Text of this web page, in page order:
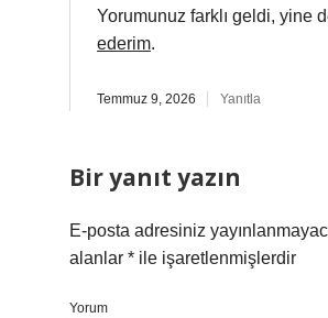
Yorumunuz farklı geldi, yine
ederim.
Temmuz 9, 2026 Yanıtla
Bir yanıt yazın
E-posta adresiniz
alanlar * ile işaretlenmişlerdir
Yorum